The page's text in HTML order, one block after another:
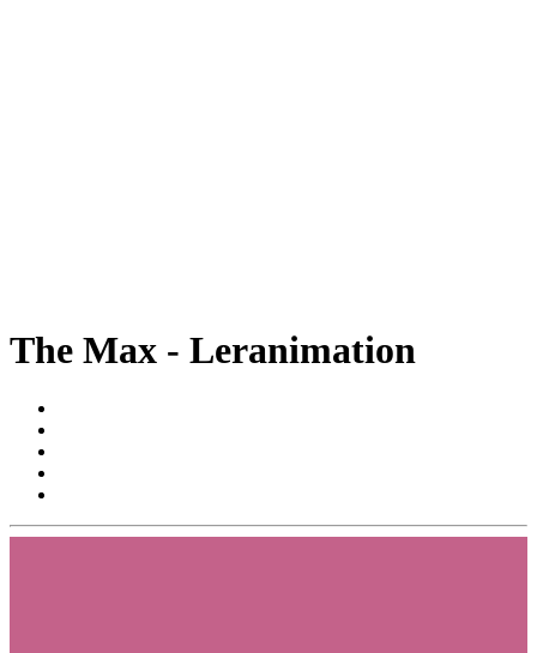
The Max - Leranimation